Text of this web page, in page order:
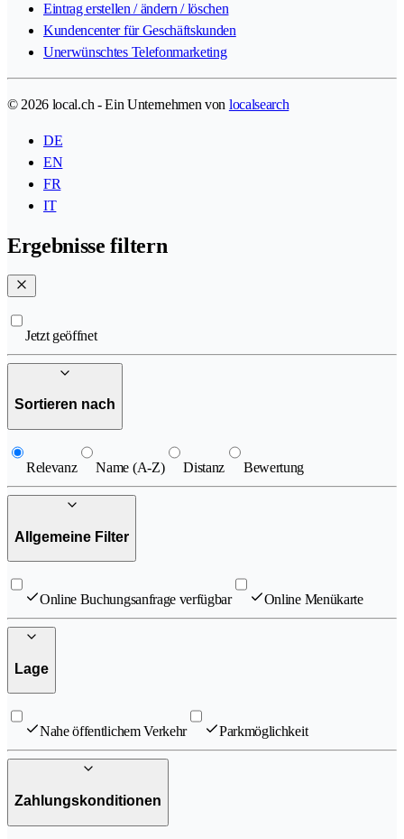
Eintrag erstellen / ändern / löschen
Kundencenter für Geschäftskunden
Unerwünschtes Telefonmarketing
© 2026 local.ch - Ein Unternehmen von localsearch
DE
EN
FR
IT
Ergebnisse filtern
Jetzt geöffnet
Sortieren nach
Relevanz Name (A-Z) Distanz Bewertung
Allgemeine Filter
Online Buchungsanfrage verfügbar Online Menükarte
Lage
Nahe öffentlichem Verkehr Parkmöglichkeit
Zahlungskonditionen